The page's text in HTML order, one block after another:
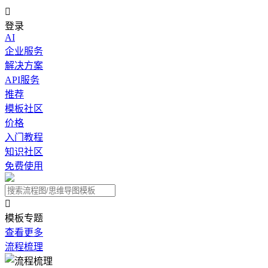

登录
AI
企业服务
解决方案
API服务
推荐
模板社区
价格
入门教程
知识社区
免费使用

模板专题
查看更多
流程梳理